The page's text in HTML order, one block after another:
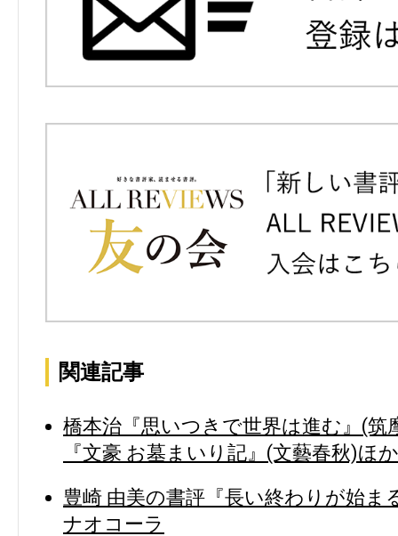
関連記事
橋本治『思いつきで世界は進む』(筑
『文豪 お墓まいり記』(文藝春秋)ほか
豊崎 由美の書評『長い終わりが始ま
ナオコーラ